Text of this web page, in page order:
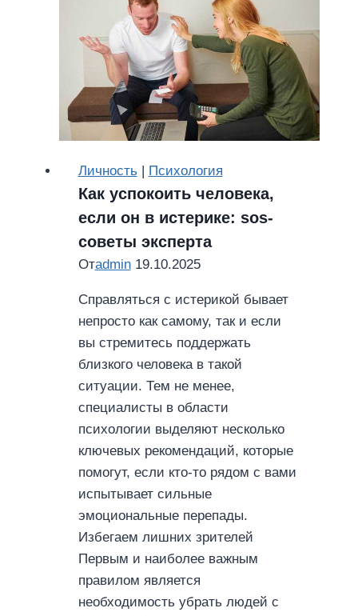
сбегают
из
города
Личность | Психология
Как успокоить человека,
если он в истерике: sos-
советы эксперта
Отadmin 19.10.2025
Справляться с истерикой бывает
непросто как самому, так и если
вы стремитесь поддержать
близкого человека в такой
ситуации. Тем не менее,
специалисты в области
психологии выделяют несколько
ключевых рекомендаций, которые
помогут, если кто-то рядом с вами
испытывает сильные
эмоциональные перепады.
Избегаем лишних зрителей
Первым и наиболее важным
правилом является
необходимость убрать людей с